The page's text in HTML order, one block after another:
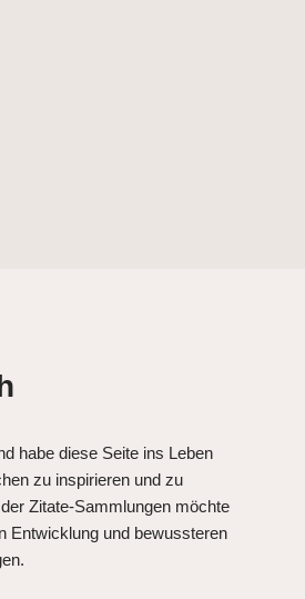
habe diese Seite ins Leben
zu inspirieren und zu
Zitate-Sammlungen möchte
Entwicklung und bewussteren